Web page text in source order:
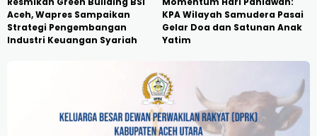
Aceh, Wapres Sampaikan
Strategi Pengembangan
Industri Keuangan Syariah
KPA Wilayah Samudera Pasai
Gelar Doa dan Satunan Anak
Yatim